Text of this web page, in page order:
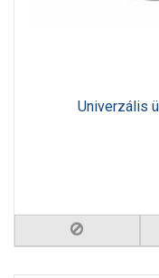
Univerzális